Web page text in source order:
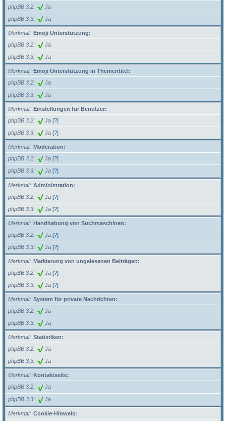
phpBB 3.2
Ja
phpBB 3.3 Ja
Merkmal
Emoji Unterstützung:
phpBB 3.2
Ja
phpBB 3.3 Ja
Merkmal
Emoji Unterstützung in Thementitel:
phpBB 3.2
Ja
phpBB 3.3 Ja
Merkmal
Einstellungen für Benutzer:
phpBB 3.2
Ja [?]
phpBB 3.3 Ja [?]
Merkmal
Moderation:
phpBB 3.2
Ja [?]
phpBB 3.3 Ja [?]
Merkmal
Administration:
phpBB 3.2
Ja [?]
phpBB 3.3 Ja [?]
Merkmal
Handhabung von Suchmaschinen:
phpBB 3.2
Ja [?]
phpBB 3.3 Ja [?]
Merkmal
Markierung von ungelesenen Beiträgen:
phpBB 3.2
Ja [?]
phpBB 3.3 Ja [?]
Merkmal
System für private Nachrichten:
phpBB 3.2
Ja
phpBB 3.3 Ja
Merkmal
Statistiken:
phpBB 3.2
Ja
phpBB 3.3 Ja
Merkmal
Kontaktseite:
phpBB 3.2
Ja
phpBB 3.3 Ja
Merkmal
Cookie-Hinweis: